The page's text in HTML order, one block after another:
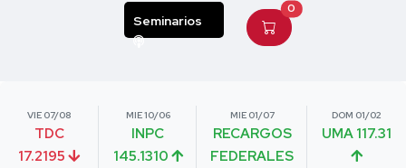
Seminarios
0
VIE 07/08
TDC
17.2195
MIE 10/06
INPC
145.1310
MIE 01/07
RECARGOS
FEDERALES
DOM 01/02
UMA 117.31